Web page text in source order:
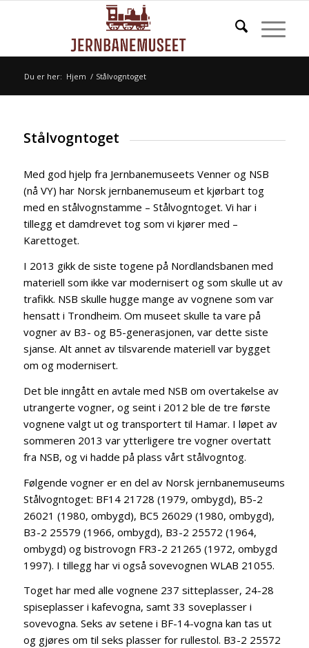
Du er her: Hjem / Stålvogntoget
Stålvogntoget
Med god hjelp fra Jernbanemuseets Venner og NSB
(nå VY) har Norsk jernbanemuseum et kjørbart tog
med en stålvognstamme – Stålvogntoget. Vi har i
tillegg et damdrevet tog som vi kjører med –
Karettoget.
I 2013 gikk de siste togene på Nordlandsbanen med
materiell som ikke var modernisert og som skulle ut av
trafikk. NSB skulle hugge mange av vognene som var
hensatt i Trondheim. Om museet skulle ta vare på
vogner av B3- og B5-generasjonen, var dette siste
sjanse. Alt annet av tilsvarende materiell var bygget
om og modernisert.
Det ble inngått en avtale med NSB om overtakelse av
utrangerte vogner, og seint i 2012 ble de tre første
vognene valgt ut og transportert til Hamar. I løpet av
sommeren 2013 var ytterligere tre vogner overtatt
fra NSB, og vi hadde på plass vårt stålvogntog.
Følgende vogner er en del av Norsk jernbanemuseums
Stålvogntoget: BF14 21728 (1979, ombygd), B5-2
26021 (1980, ombygd), BC5 26029 (1980, ombygd),
B3-2 25579 (1966, ombygd), B3-2 25572 (1964,
ombygd) og bistrovogn FR3-2 21265 (1972, ombygd
1997). I tillegg har vi også sovevognen WLAB 21055.
Toget har med alle vognene 237 sitteplasser, 24-28
spiseplasser i kafevogna, samt 33 soveplasser i
sovevogna. Seks av setene i BF-14-vogna kan tas ut
og gjøres om til seks plasser for rullestol. B3-2 25572